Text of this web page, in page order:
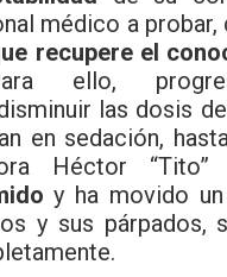
médico a probar,
recupere el
ello,
las dosis
en sedación,
Héctor “Tito”
y ha movido
y sus párpados,